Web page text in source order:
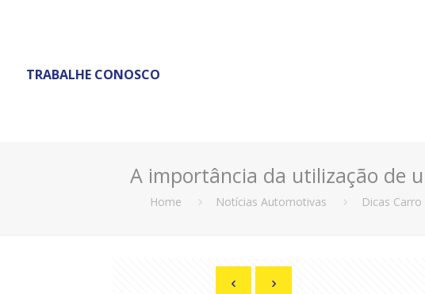
TRABALHE CONOSCO
A importância da utilização de
Home Notícias Automotivas Dicas Carro